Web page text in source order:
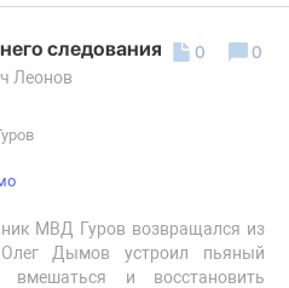
следования
Леонов
МВД Гуров возвращался из
Дымов устроил пьяный
и восстановить
0 0